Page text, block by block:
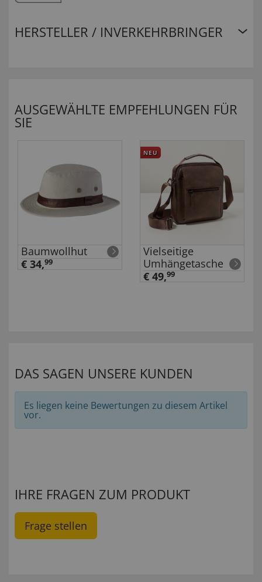
HERSTELLER / INVERKEHRBRINGER
AUSGEWÄHLTE EMPFEHLUNGEN FÜR
SIE
Baumwollhut
€ 34,99
NEU
Vielseitige
Umhängetasche
€ 49,99
DAS SAGEN UNSERE KUNDEN
Es liegen keine Bewertungen zu diesem Artikel
vor.
IHRE FRAGEN ZUM PRODUKT
Frage stellen